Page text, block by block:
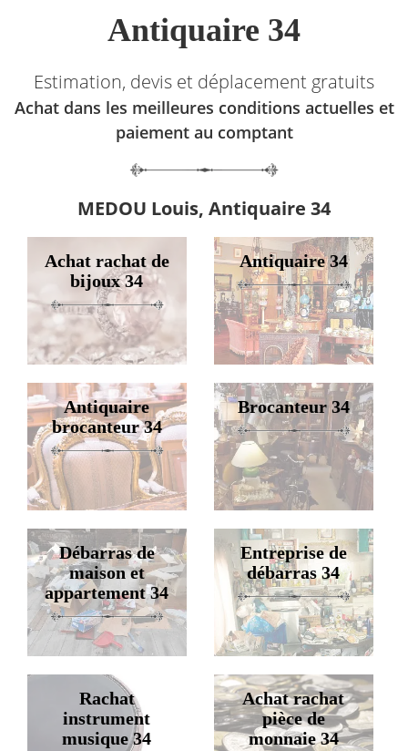
Antiquaire 34
Estimation, devis et déplacement gratuits
Achat dans les meilleures conditions actuelles et
paiement au comptant
MEDOU Louis, Antiquaire 34
Achat rachat de
bijoux 34
Antiquaire 34
Antiquaire
brocanteur 34
Brocanteur 34
Débarras de
maison et
appartement 34
Entreprise de
débarras 34
Rachat
instrument
musique 34
Achat rachat
pièce de
monnaie 34